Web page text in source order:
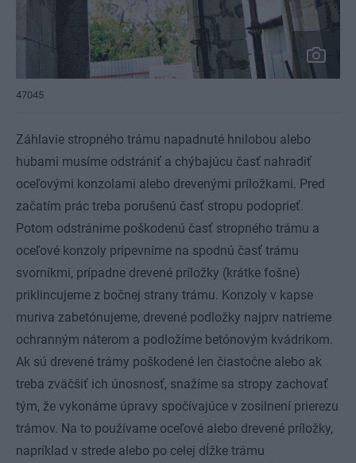
47045
Záhlavie stropného trámu napadnuté hnilobou alebo
hubami musíme odstrániť a chýbajúcu časť nahradiť
oceľovými konzolami alebo drevenými príložkami. Pred
začatím prác treba porušenú časť stropu podoprieť.
Potom odstránime poškodenú časť stropného trámu a
oceľové konzoly pripevníme na spodnú časť trámu
svorníkmi, prípadne drevené príložky (krátke fošne)
priklincujeme z bočnej strany trámu. Konzoly v kapse
muriva zabetónujeme, drevené podložky najprv natrieme
ochranným náterom a podložíme betónovým kvádrikom.
Ak sú drevené trámy poškodené len čiastočne alebo ak
treba zväčšiť ich únosnosť, snažíme sa stropy zachovať
tým, že vykonáme úpravy spočívajúce v zosilnení prierezu
trámov. Na to používame oceľové alebo drevené príložky,
napríklad v strede alebo po celej dĺžke trámu